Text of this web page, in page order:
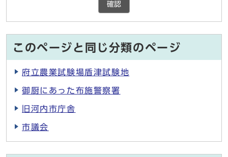
確認
このページと同じ分類のページ
府立農業試験場盾津試験地
御厨にあった布施警察署
旧河内市庁舎
市議会